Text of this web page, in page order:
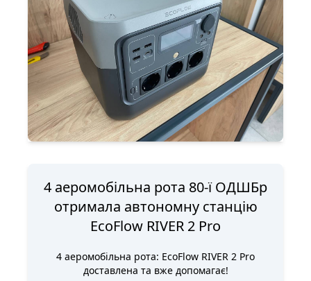
4 аеромобільна рота 80-ї ОДШБр
отримала автономну станцію
EcoFlow RIVER 2 Pro
4 аеромобільна рота: EcoFlow RIVER 2 Pro
доставлена та вже допомагає!